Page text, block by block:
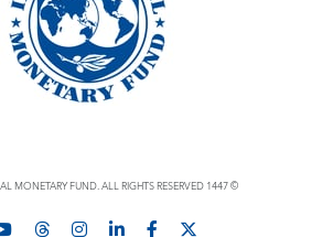
© 1447 INTERNATIONAL MONETARY FUND. ALL RIGHTS RESERVED.